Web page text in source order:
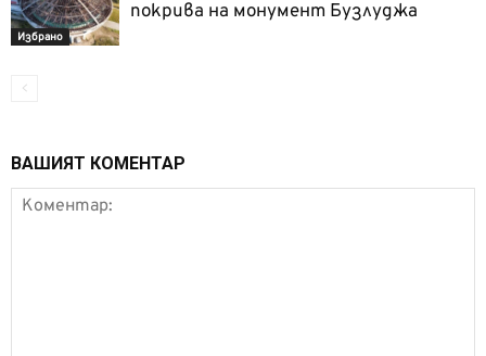
Избрано
покрива на монумент Бузлуджа
ВАШИЯТ КОМЕНТАР